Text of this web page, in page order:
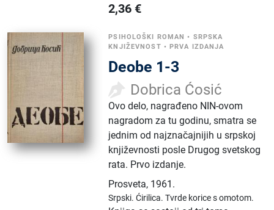
2,36 €
PSIHOLOŠKI ROMAN • SRPSKA
KNJIŽEVNOST •PRVA IZDANJA
Deobe 1-3
Dobrica Ćosić
Ovo delo, nagrađeno NIN-ovom
nagradom za tu godinu, smatra se
jednim od najznačajnijih u srpskoj
književnosti posle Drugog svetskog
rata. Prvo izdanje.
Prosveta, 1961.
Srpski.Ćirilica.Tvrde korice s omotom.